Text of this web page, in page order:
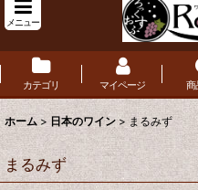
メニュー
カテゴリ マイページ 商
ホーム > 日本のワイン > まるみず
まるみず